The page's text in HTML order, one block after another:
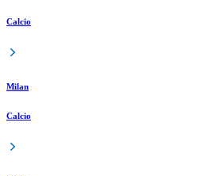
Calcio
Milan
Calcio